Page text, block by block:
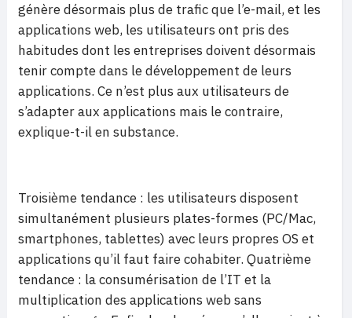
génère désormais plus de trafic que l’e-mail, et les
applications web, les utilisateurs ont pris des
habitudes dont les entreprises doivent désormais
tenir compte dans le développement de leurs
applications. Ce n’est plus aux utilisateurs de
s’adapter aux applications mais le contraire,
explique-t-il en substance.
Troisième tendance : les utilisateurs disposent
simultanément plusieurs plates-formes (PC/Mac,
smartphones, tablettes) avec leurs propres OS et
applications qu’il faut faire cohabiter. Quatrième
tendance : la consumérisation de l’IT et la
multiplication des applications web sans